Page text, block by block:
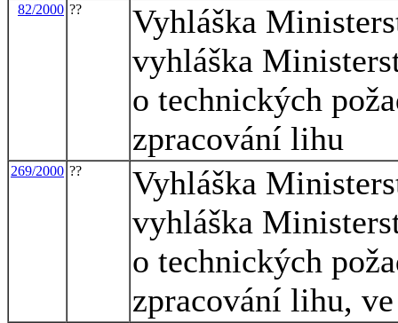
82/2000 ??
Vyhláška
vyhláška
o technických
zpracování lihu
269/2000 ??
Vyhláška
vyhláška
o technických
zpracování lihu,